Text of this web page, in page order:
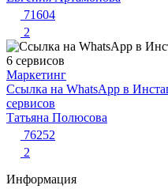
71604
2
Маркетинг
Ссылка на WhatsApp в
сервисов
Татьяна Полюсова
76252
2
Информация